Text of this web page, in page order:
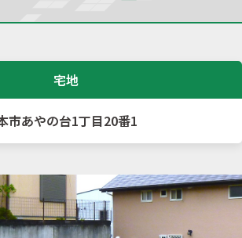
宅地
市あやの台1丁目20番1